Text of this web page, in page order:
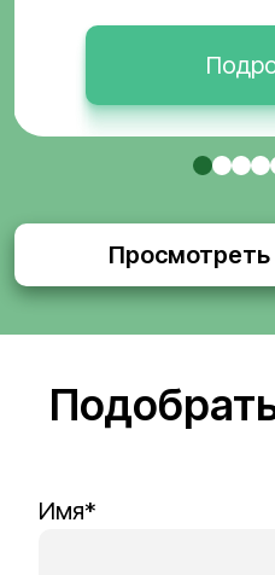
Просмотреть
Имя*